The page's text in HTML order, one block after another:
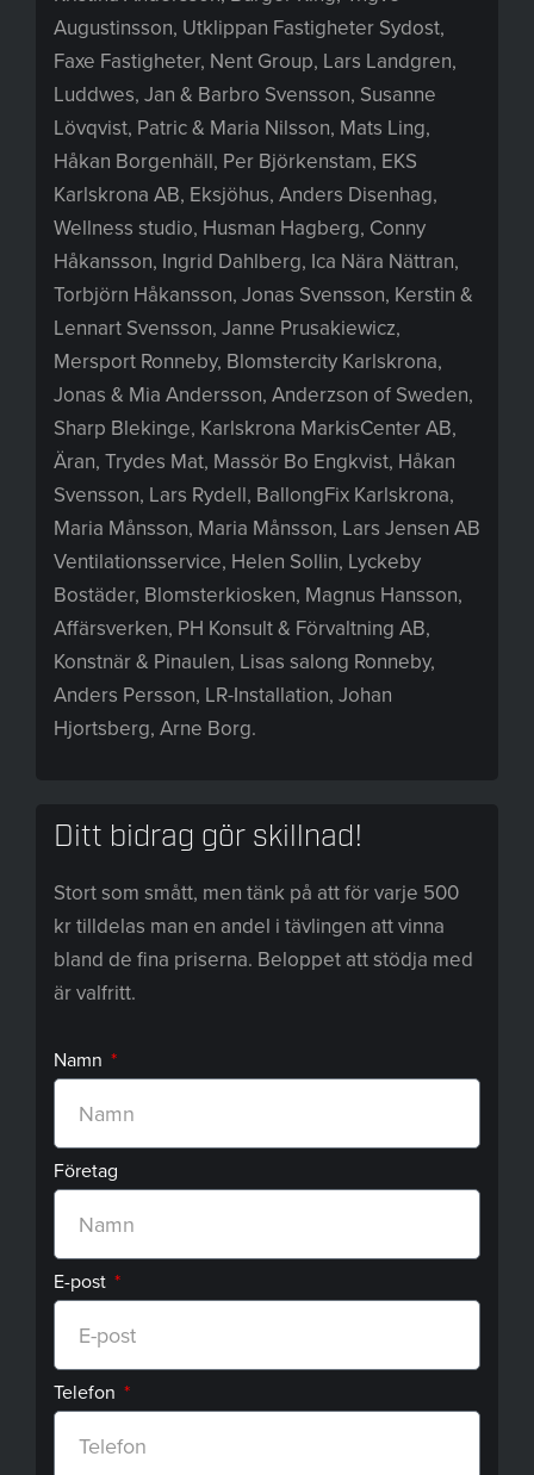
Augustinsson, Utklippan Fastigheter Sydost,
Faxe Fastigheter, Nent Group, Lars Landgren,
Luddwes, Jan & Barbro Svensson, Susanne
Lövqvist, Patric & Maria Nilsson, Mats Ling,
Håkan Borgenhäll, Per Björkenstam, EKS
Karlskrona AB, Eksjöhus, Anders Disenhag,
Wellness studio, Husman Hagberg, Conny
Håkansson, Ingrid Dahlberg, Ica Nära Nättran,
Torbjörn Håkansson, Jonas Svensson, Kerstin &
Lennart Svensson, Janne Prusakiewicz,
Mersport Ronneby, Blomstercity Karlskrona,
Jonas & Mia Andersson, Anderzson of Sweden,
Sharp Blekinge, Karlskrona MarkisCenter AB,
Äran, Trydes Mat, Massör Bo Engkvist, Håkan
Svensson, Lars Rydell, BallongFix Karlskrona,
Maria Månsson, Maria Månsson, Lars Jensen AB
Ventilationsservice, Helen Sollin, Lyckeby
Bostäder, Blomsterkiosken, Magnus Hansson,
Affärsverken, PH Konsult & Förvaltning AB,
Konstnär & Pinaulen, Lisas salong Ronneby,
Anders Persson, LR-Installation, Johan
Hjortsberg, Arne Borg.
Ditt bidrag gör skillnad!
Stort som smått, men tänk på att för varje 500
kr tilldelas man en andel i tävlingen att vinna
bland de fina priserna. Beloppet att stödja med
är valfritt.
Namn
Företag
E-post
Telefon